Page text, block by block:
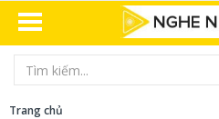
Trang chủ